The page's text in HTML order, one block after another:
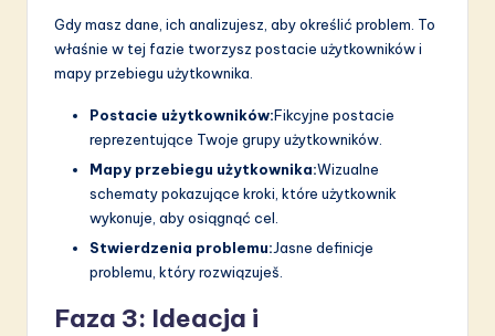
Gdy masz dane, ich analizujesz, aby określić problem. To
właśnie w tej fazie tworzysz postacie użytkowników i
mapy przebiegu użytkownika.
Postacie użytkowników:Fikcyjne postacie
reprezentujące Twoje grupy użytkowników.
Mapy przebiegu użytkownika:Wizualne
schematy pokazujące kroki, które użytkownik
wykonuje, aby osiągnąć cel.
Stwierdzenia problemu:Jasne definicje
problemu, który rozwiązuješ.
Faza 3: Ideacja i